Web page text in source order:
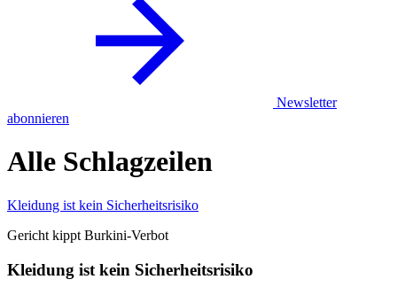
Newsletter
abonnieren
Alle Schlagzeilen
Kleidung ist kein Sicherheitsrisiko
Gericht kippt Burkini-Verbot
Kleidung ist kein Sicherheitsrisiko